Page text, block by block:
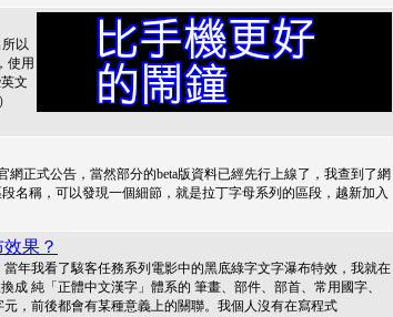
以
使用
文
網正式公告，當然部分的beta版資料已經先行上線了，我查到了網
段名稱，可以發現一個細節，就是拉丁字母系列的區段，越新加入
果？
年我看了駭客任務系列電影中的黑底綠字文字瀑布特效，我就在
純「正體中文漢字」體系的 筆畫、部件、部首、常用國字、
，前後都會有某種意義上的關聯。我個人沒有在寫程式